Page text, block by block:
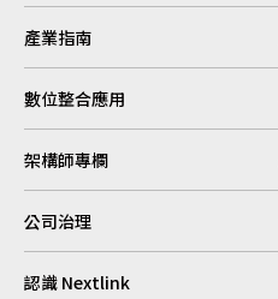
產業指南
數位整合應用
架構師專欄
公司治理
認識 Nextlink